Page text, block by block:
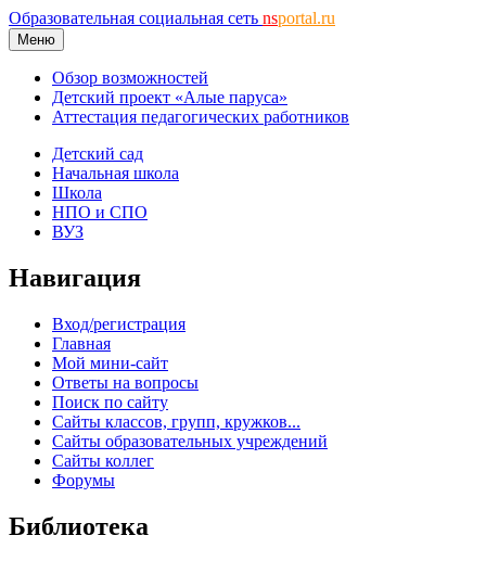
Образовательная социальная сеть nsportal.ru
Меню
Обзор возможностей
Детский проект «Алые паруса»
Аттестация педагогических работников
Детский сад
Начальная школа
Школа
НПО и СПО
ВУЗ
Навигация
Вход/регистрация
Главная
Мой мини-сайт
Ответы на вопросы
Поиск по сайту
Сайты классов, групп, кружков...
Сайты образовательных учреждений
Сайты коллег
Форумы
Библиотека